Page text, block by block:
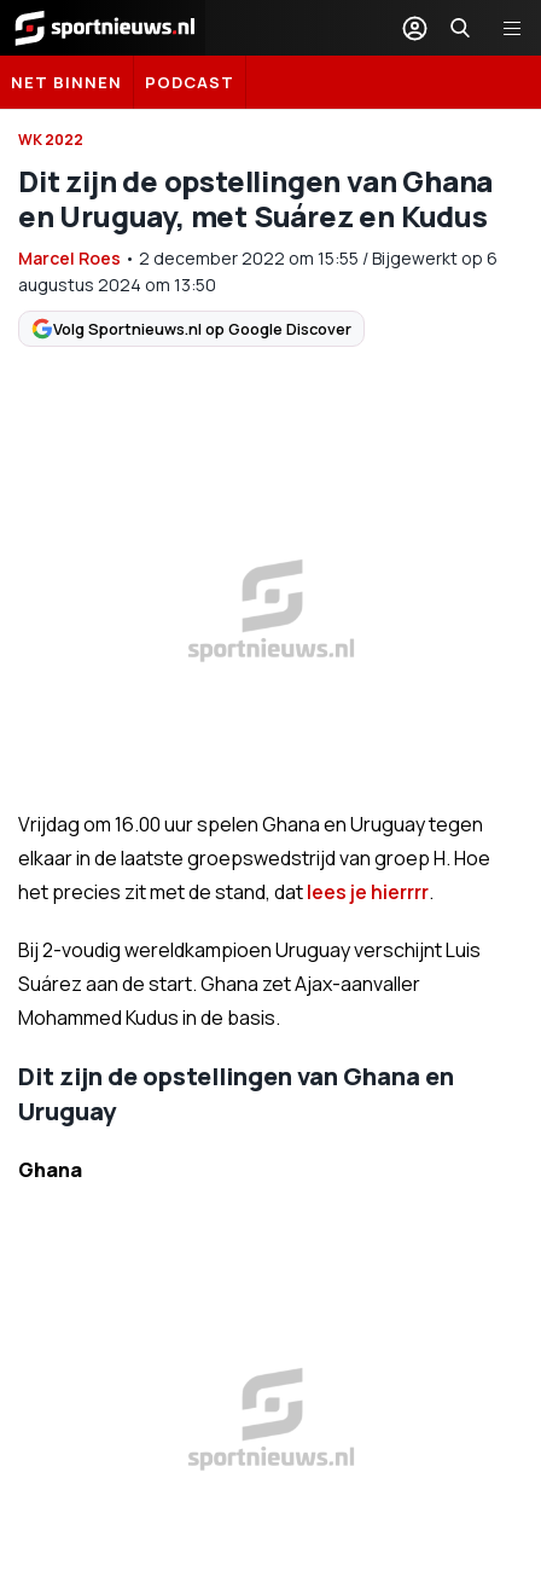
Sportnieuws.nl
NET BINNEN PODCAST
WK 2022
Dit zijn de opstellingen van Ghana
en Uruguay, met Suárez en Kudus
Marcel Roes • 2 december 2022 om 15:55 /Bijgewerkt op 6
augustus 2024 om 13:50
Volg Sportnieuws.nl op Google Discover
Vrijdag om 16.00 uur spelen Ghana en Uruguay tegen
elkaar in de laatste groepswedstrijd van groep H. Hoe
het precies zit met de stand, datlees je hierrrr.
Bij 2-voudig wereldkampioen Uruguay verschijnt Luis
Suárez aan de start. Ghana zet Ajax-aanvaller
Mohammed Kudus in de basis.
Dit zijn de opstellingen van Ghana en
Uruguay
Ghana